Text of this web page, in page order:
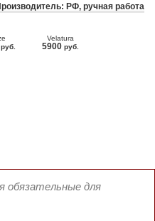
РФ, ручная работа
руб.
Velatura
5900 руб.
обязательные для